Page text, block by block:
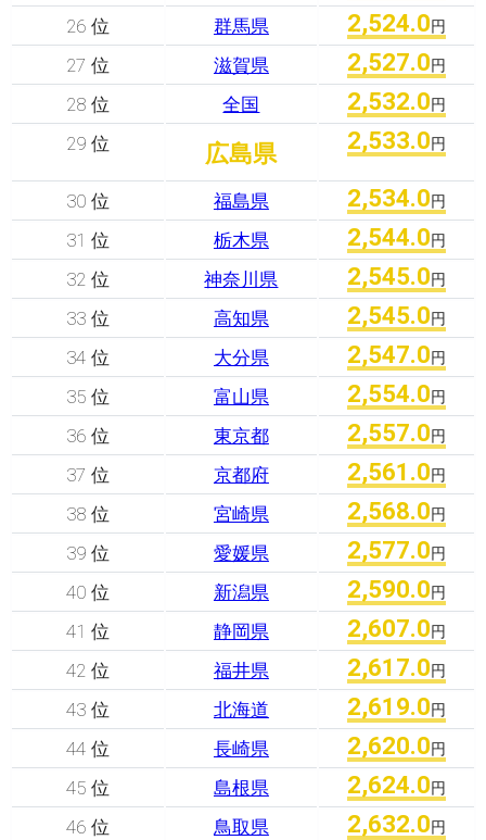
26 位 群馬県 2,524.0円
27 位 滋賀県 2,527.0円
28 位 全国 2,532.0円
29 位 広島県 2,533.0円
30 位 福島県 2,534.0円
31 位 栃木県 2,544.0円
32 位 神奈川県 2,545.0円
33 位 高知県 2,545.0円
34 位 大分県 2,547.0円
35 位 富山県 2,554.0円
36 位 東京都 2,557.0円
37 位 京都府 2,561.0円
38 位 宮崎県 2,568.0円
39 位 愛媛県 2,577.0円
40 位 新潟県 2,590.0円
41 位 静岡県 2,607.0円
42 位 福井県 2,617.0円
43 位 北海道 2,619.0円
44 位 長崎県 2,620.0円
45 位 島根県 2,624.0円
46 位 鳥取県 2,632.0円